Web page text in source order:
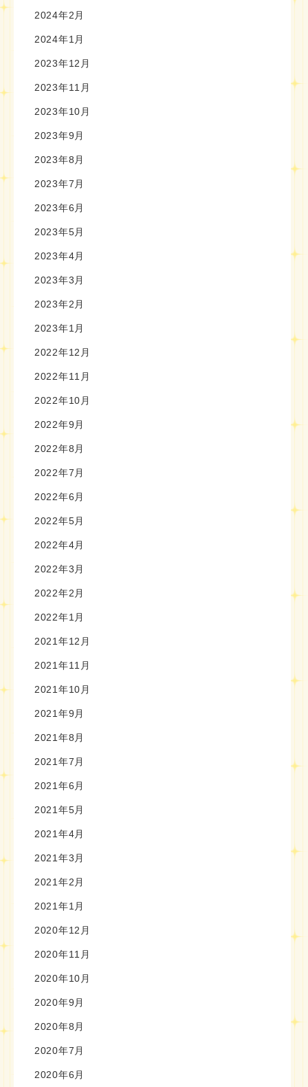
2024年2月
2024年1月
2023年12月
2023年11月
2023年10月
2023年9月
2023年8月
2023年7月
2023年6月
2023年5月
2023年4月
2023年3月
2023年2月
2023年1月
2022年12月
2022年11月
2022年10月
2022年9月
2022年8月
2022年7月
2022年6月
2022年5月
2022年4月
2022年3月
2022年2月
2022年1月
2021年12月
2021年11月
2021年10月
2021年9月
2021年8月
2021年7月
2021年6月
2021年5月
2021年4月
2021年3月
2021年2月
2021年1月
2020年12月
2020年11月
2020年10月
2020年9月
2020年8月
2020年7月
2020年6月